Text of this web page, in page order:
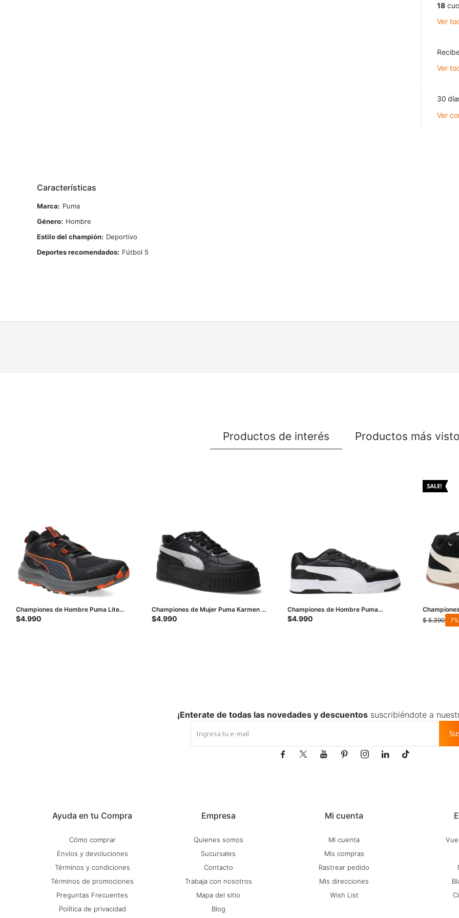
18
Ver
Ver
30
Ver
Características
Marca
Puma
Género
Hombre
Estilo del champión
Deportivo
Deportes recomendados
Fútbol 5
Productos de interés Productos más
Championes de Hombre Puma Lite
Trail - Negro - Anaranjado - Gris
$4.990
Championes de Mujer Puma Karmen Il
Idol Metallic - Negro - Plata
$4.990
Championes de Hombre Puma
Rebound Break - Negro - Blanco
$4.990
SD - Negro
$ 5.390 7
Ayuda en tu Compra
Cómo comprar
Envíos y devoluciones
Términos y condiciones
Términos de promociones
Preguntas Frecuentes
Política de privacidad
Empresa
Quienes somos
Sucursales
Contacto
Trabaja con nosotros
Mapa del sitio
Blog
Mi cuenta
Mi cuenta
Mis compras
Rastrear pedido
Mis direcciones
Wish List
¡Enterate de todas las novedades y descuentossuscribiéndote a
      